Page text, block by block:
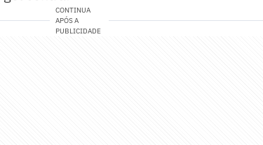
CONTINUA
APÓS A
PUBLICIDADE